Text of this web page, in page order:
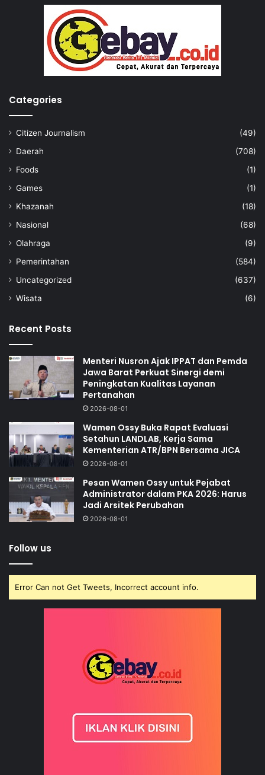
Categories
Citizen Journalism
(49)
Daerah
(708)
Foods
(1)
Games
(1)
Khazanah
(18)
Nasional
(68)
Olahraga
(9)
Pemerintahan
(584)
Uncategorized
(637)
Wisata
(6)
Recent Posts
Menteri Nusron Ajak IPPAT dan Pemda
Jawa Barat Perkuat Sinergi demi
Peningkatan Kualitas Layanan
Pertanahan
2026-08-01
Wamen Ossy Buka Rapat Evaluasi
Setahun LANDLAB, Kerja Sama
Kementerian ATR/BPN Bersama JICA
2026-08-01
Pesan Wamen Ossy untuk Pejabat
Administrator dalam PKA 2026: Harus
Jadi Arsitek Perubahan
2026-08-01
Follow us
Error Can not Get Tweets, Incorrect account info.